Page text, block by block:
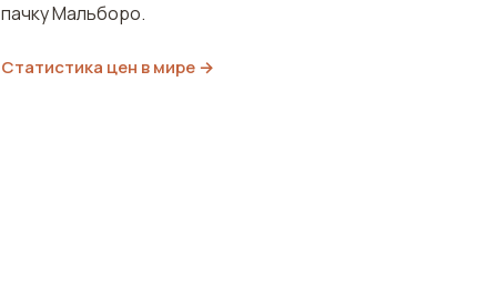
пачку Мальборо.
Статистика цен в мире →